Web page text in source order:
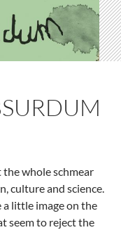
whole schmear
culture and science.
little image on the
seem to reject the